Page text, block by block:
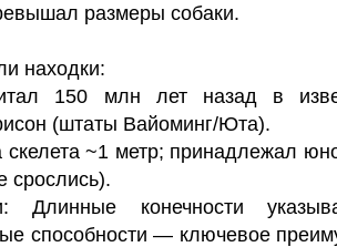
размеры собаки.
находки:
150 млн лет назад в
(штаты Вайоминг/Юта).
~1 метр; принадлежал
срослись).
Длинные конечности
способности — ключевое